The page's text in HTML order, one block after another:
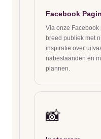
Facebook
Via onze
breed publiek met
inspiratie over
nabestaanden en
plannen.
📸